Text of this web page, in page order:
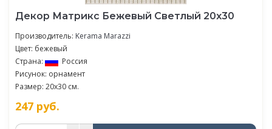
Декор Матрикс Бежевый Светлый 20х30
Производитель: Kerama Marazzi
Цвет: бежевый
Страна:
Россия
Рисунок: орнамент
Размер: 20x30 см.
247 руб.